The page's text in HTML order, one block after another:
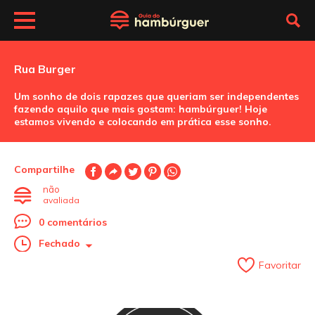
Rua Burger
Um sonho de dois rapazes que queriam ser independentes
fazendo aquilo que mais gostam: hambúrguer! Hoje
estamos vivendo e colocando em prática esse sonho.
Compartilhe
não
avaliada
0 comentários
Fechado
Favoritar